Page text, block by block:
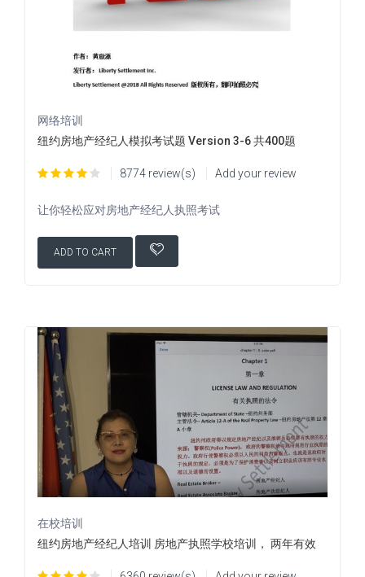
网络培训
纽约房地产经纪人模拟考试题 Version 3-6 共400题
8774 review(s) Add your review
让你轻松应对房地产经纪人执照考试
ADD TO CART
在校培训
纽约房地产经纪人培训 房地产执照学校培训， 两年有效